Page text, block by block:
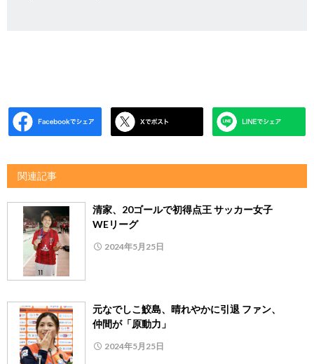
関連記事
清家、20ゴールで初得点王 サッカー女子
WEリーグ
2024年5月25日
元なでしこ鮫島、晴れやかに引退 ファン、
仲間が「原動力」
2024年5月25日